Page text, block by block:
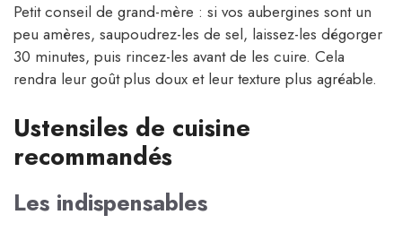
Petit conseil de grand-mère : si vos aubergines sont un
peu amères, saupoudrez-les de sel, laissez-les dégorger
30 minutes, puis rincez-les avant de les cuire. Cela
rendra leur goût plus doux et leur texture plus agréable.
Ustensiles de cuisine
recommandés
Les indispensables